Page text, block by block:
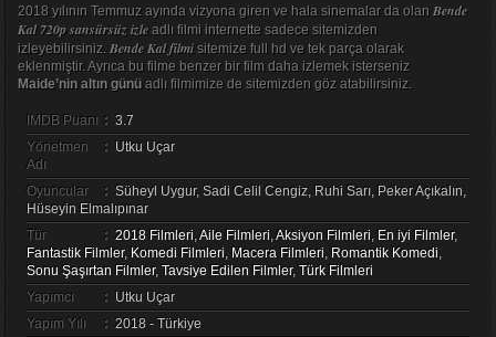
2018 yılının Temmuz ayında vizyona giren ve hala sinemalar da olan Bende
Kal 720p sansürsüz izleadlı filmi internette sadece sitemizden
izleyebilirsiniz. Bende Kal filmisitemize full hd ve tek parça olarak
eklenmiştir. Ayrıca bu filme benzer bir film daha izlemek isterseniz
Maide’nin altın günüadlı filmimize de sitemizden göz atabilirsiniz.
IMDB Puanı : 3.7
Yönetmen
Adı
: Utku Uçar
Oyuncular : Süheyl Uygur, Sadi Celil Cengiz, Ruhi Sarı, Peker Açıkalın,
Hüseyin Elmalıpınar
Tür
: 2018 Filmleri,Aile Filmleri,Aksiyon Filmleri, En iyi Filmler,
Fantastik Filmler, Komedi Filmleri, Macera Filmleri, Romantik Komedi,
Sonu Şaşırtan Filmler, Tavsiye Edilen Filmler, Türk Filmleri
Yapımcı
: Utku Uçar
Yapım Yılı
: 2018 - Türkiye